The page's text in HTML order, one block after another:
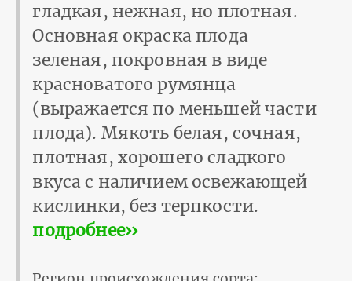
гладкая, нежная, но плотная.
Основная окраска плода
зеленая, покровная в виде
красноватого румянца
(выражается по меньшей части
плода). Мякоть белая, сочная,
плотная, хорошего сладкого
вкуса с наличием освежающей
кислинки, без терпкости.
подробнее››